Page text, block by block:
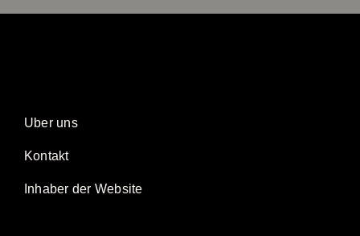
Uber uns
Kontakt
Inhaber der Website